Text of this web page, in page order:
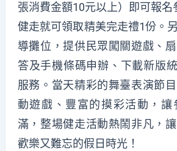
張消費金額10元以上）即可報名
健走就可領取精美完走禮1份。
導攤位，提供民眾闖關遊戲、
答及手機條碼申辦、下載新版
服務。當天精彩的舞臺表演節
動遊戲、豐富的摸彩活動，讓
滿，整場健走活動熱鬧非凡，
歡樂又難忘的假日時光！